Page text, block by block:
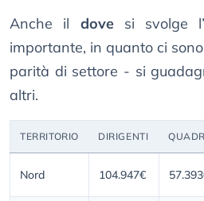
Anche il dovesi svolge
importante, in quanto ci
parità di settore - si
altri.
TERRITORIO DIRIGENTI
Nord 104.947€